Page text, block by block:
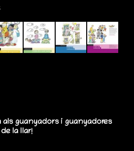
guanyadors i guanyadores
la llar!